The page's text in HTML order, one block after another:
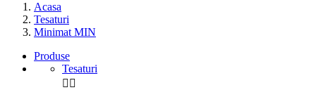
Acasa
Tesaturi
Minimat MIN
Produse
Tesaturi
 